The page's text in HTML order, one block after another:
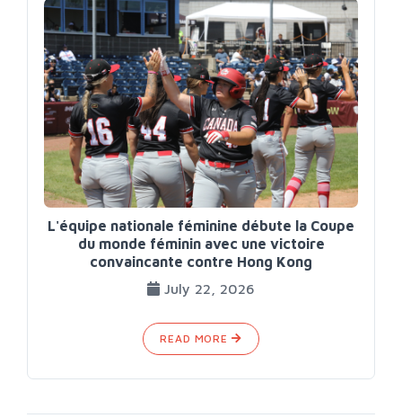
L'équipe nationale féminine débute la Coupe
du monde féminin avec une victoire
convaincante contre Hong Kong
July 22, 2026
READ MORE